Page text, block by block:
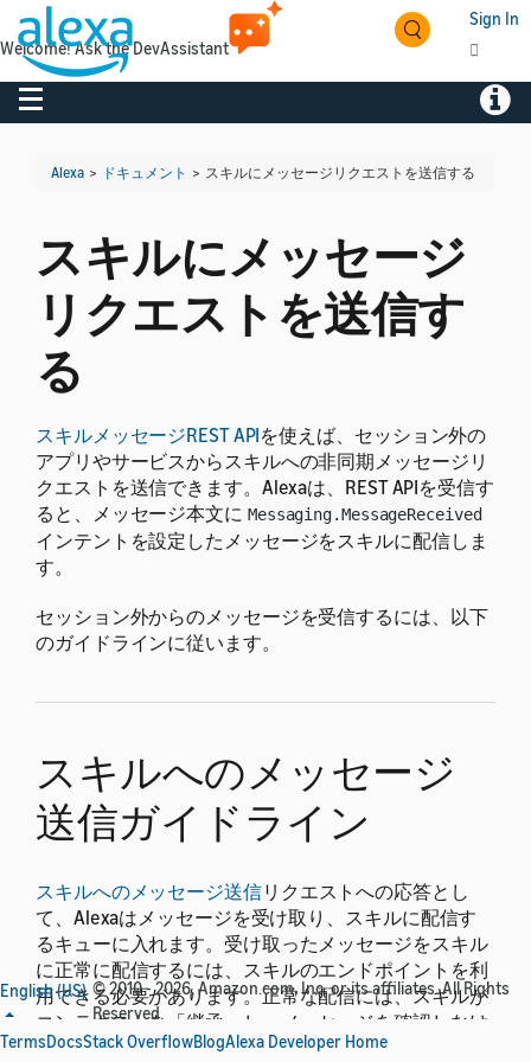
Sign In
Toggle navigation
Alexa > ドキュメント > スキルにメッセージリクエストを送信する
スキルにメッセージ
リクエストを送信す
る
スキルメッセージREST APIを使えば、セッション外の
アプリやサービスからスキルへの非同期メッセージリ
クエストを送信できます。Alexaは、REST APIを受信す
ると、メッセージ本文に Messaging.MessageReceived
インテントを設定したメッセージをスキルに配信しま
す。
セッション外からのメッセージを受信するには、以下
のガイドラインに従います。
スキルへのメッセージ
送信ガイドライン
スキルへのメッセージ送信リクエストへの応答とし
て、Alexaはメッセージを受け取り、スキルに配信す
るキューに入れます。受け取ったメッセージをスキル
に正常に配信するには、スキルのエンドポイントを利
用できる必要があります。正常な配信には、スキルが
コンテキストを「継承」し、メッセージを確認しなけ
ればなりません。
English (US) © 2010 - 2026, Amazon.com, Inc. or its affiliates. All Rights
Reserved.
TermsDocsStack OverflowBlogAlexa Developer Home
Welcome! Ask the DevAssistant